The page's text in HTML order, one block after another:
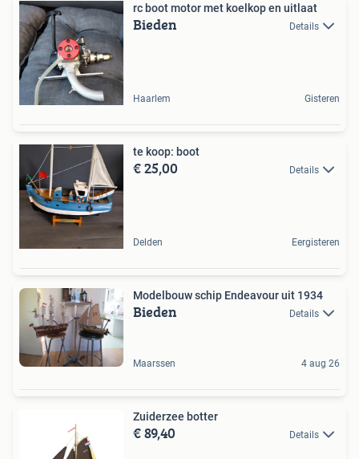
rc boot motor met koelkop en uitlaat
Bieden Details
Haarlem Gisteren
te koop: boot
€ 25,00 Details
Delden Eergisteren
Modelbouw schip Endeavour uit 1934
Bieden Details
Maarssen 4 aug 26
Zuiderzee botter
€ 89,40 Details